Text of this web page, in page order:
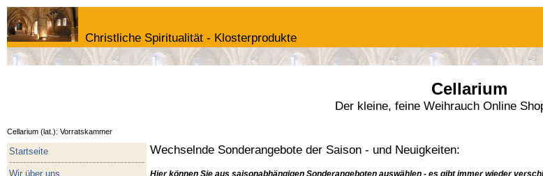
Christliche Spiritualität - Klosterprodukte
Cellarium
Der kleine, feine Weihrauch Online
Cellarium (lat.): Vorratskammer
Startseite
Wir über uns
Wechselnde Sonderangebote der Saison - und Neuigkeiten:
Hier können Sie aus saisonabhängigen Sonderangeboten auswählen - es gibt immer wieder